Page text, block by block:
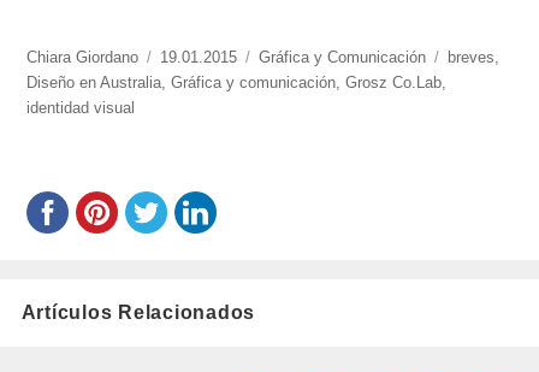
https://www.experimenta.es/author/chiara-
giordano/
Chiara Giordano
Publicado
el
19.01.2015 Categorías
Gráfica y Comunicación Etiquetas
breves
Diseño en Australia ,Gráfica y comunicación ,Grosz Co.Lab
identidad visual
Artículos Relacionados